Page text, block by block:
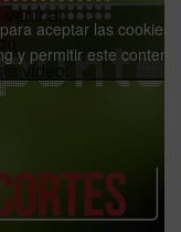
venir al
vídeo:
aceptar las cookies
y permitir este